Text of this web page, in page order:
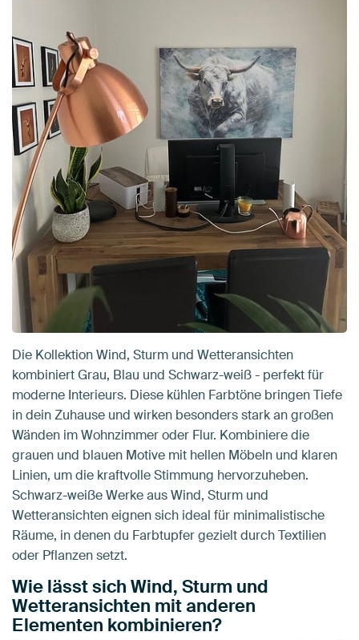
Die Kollektion Wind, Sturm und Wetteransichten
kombiniert Grau, Blau und Schwarz-weiß - perfekt für
moderne Interieurs. Diese kühlen Farbtöne bringen Tiefe
in dein Zuhause und wirken besonders stark an großen
Wänden im Wohnzimmer oder Flur. Kombiniere die
grauen und blauen Motive mit hellen Möbeln und klaren
Linien, um die kraftvolle Stimmung hervorzuheben.
Schwarz-weiße Werke aus Wind, Sturm und
Wetteransichten eignen sich ideal für minimalistische
Räume, in denen du Farbtupfer gezielt durch Textilien
oder Pflanzen setzt.
Wie lässt sich Wind, Sturm und
Wetteransichten mit anderen
Elementen kombinieren?